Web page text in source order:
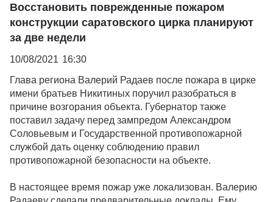
Восстановить поврежденные пожаром
конструкции саратовского цирка планируют
за две недели
10/08/2021 16:30
Глава региона Валерий Радаев после пожара в цирке
имени братьев Никитиных поручил разобраться в
причине возгорания объекта. Губернатор также
поставил задачу перед зампредом Александром
Соловьевым и Государственной противопожарной
службой дать оценку соблюдению правил
противопожарной безопасности на объекте.
В настоящее время пожар уже локализован. Валерию